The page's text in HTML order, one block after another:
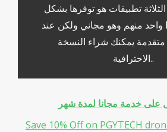
تطبيقات هو توفرها بشكل
منهم وهو مجاني ولكن عند
يمكنك شراء النسخة
الاحترافية..
Save 10% Off on PGYTECH